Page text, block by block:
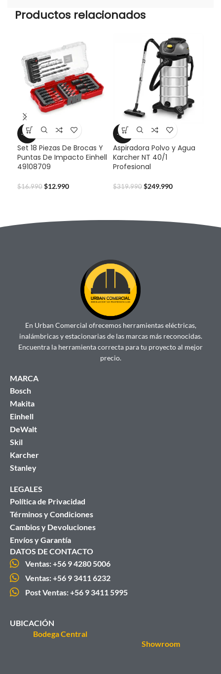
Productos relacionados
-24%
Set 18 Piezas De Brocas Y
Puntas De Impacto Einhell
49108709
$16.990 $12.990
-22%
Aspiradora Polvo y Agua
Karcher NT 40/1
Profesional
$319.990 $249.990
En Urban Comercial ofrecemos herramientas eléctricas,
inalámbricas y estacionarias de las marcas más reconocidas.
Encuentra la herramienta correcta para tu proyecto al mejor
precio.
MARCA
Bosch
Makita
Einhell
DeWalt
Skil
Karcher
Stanley
LEGALES
Política de Privacidad
Términos y Condiciones
Cambios y Devoluciones
Envíos y Garantía
DATOS DE CONTACTO
Ventas: +56 9 4280 5006
Ventas: +56 9 3411 6232
Post Ventas: +56 9 3411 5995
UBICACIÓN
Bodega Central
Showroom